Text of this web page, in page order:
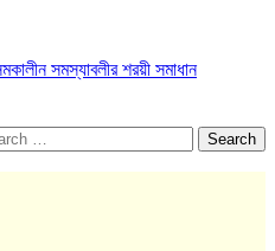
সমস্যাবলীর শরয়ী সমাধান